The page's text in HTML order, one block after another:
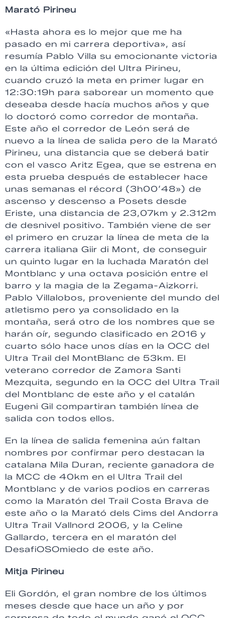
Marató Pirineu
«Hasta ahora es lo mejor que me ha
pasado en mi carrera deportiva», así
resumía Pablo Villa su emocionante victoria
en la última edición del Ultra Pirineu,
cuando cruzó la meta en primer lugar en
12:30:19h para saborear un momento que
deseaba desde hacía muchos años y que
lo doctoró como corredor de montaña.
Este año el corredor de León será de
nuevo a la línea de salida pero de la Marató
Pirineu, una distancia que se deberá batir
con el vasco Aritz Egea, que se estrena en
esta prueba después de establecer hace
unas semanas el récord (3h00’48») de
ascenso y descenso a Posets desde
Eriste, una distancia de 23,07km y 2.312m
de desnivel positivo. También viene de ser
el primero en cruzar la línea de meta de la
carrera italiana Giir di Mont, de conseguir
un quinto lugar en la luchada Maratón del
Montblanc y una octava posición entre el
barro y la magia de la Zegama-Aizkorri.
Pablo Villalobos, proveniente del mundo del
atletismo pero ya consolidado en la
montaña, será otro de los nombres que se
harán oír, segundo clasificado en 2016 y
cuarto sólo hace unos días en la OCC del
Ultra Trail del MontBlanc de 53km. El
veterano corredor de Zamora Santi
Mezquita, segundo en la OCC del Ultra Trail
del Montblanc de este año y el catalán
Eugeni Gil compartiran también línea de
salida con todos ellos.
En la línea de salida femenina aún faltan
nombres por confirmar pero destacan la
catalana Mila Duran, reciente ganadora de
la MCC de 40km en el Ultra Trail del
Montblanc y de varios podios en carreras
como la Maratón del Trail Costa Brava de
este año o la Marató dels Cims del Andorra
Ultra Trail Vallnord 2006, y la Celine
Gallardo, tercera en el maratón del
DesafiOSOmiedo de este año.
Mitja Pirineu
Eli Gordón, el gran nombre de los últimos
meses desde que hace un año y por